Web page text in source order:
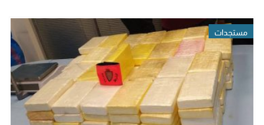
مستجدات